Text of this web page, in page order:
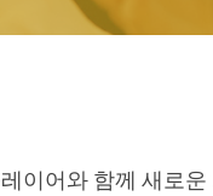
이어와 함께 새로